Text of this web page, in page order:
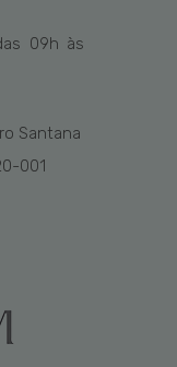
09h às
Santana
001